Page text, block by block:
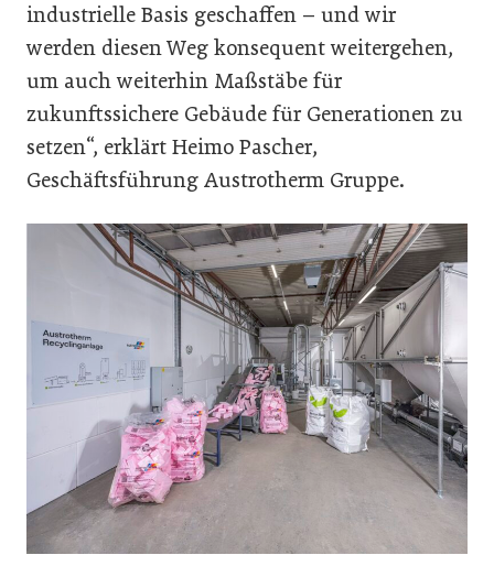
industrielle Basis geschaffen – und wir
werden diesen Weg konsequent weitergehen,
um auch weiterhin Maßstäbe für
zukunftssichere Gebäude für Generationen zu
setzen“, erklärt Heimo Pascher,
Geschäftsführung Austrotherm Gruppe.